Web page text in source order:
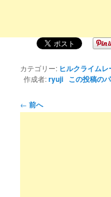
カテゴリー: ヒルクライムレ
作成者:ryuji この投稿の
投
← 前へ